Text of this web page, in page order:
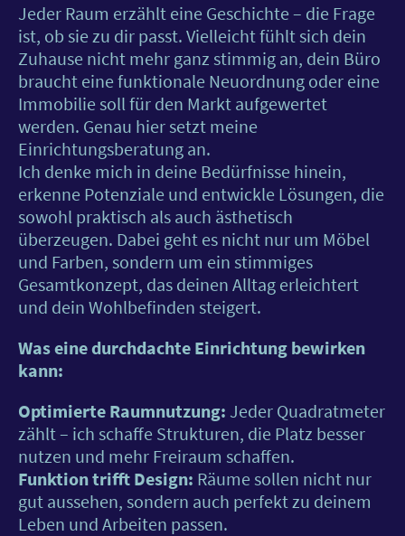
Jeder Raum erzählt eine Geschichte – die Frage
ist, ob sie zu dir passt. Vielleicht fühlt sich dein
Zuhause nicht mehr ganz stimmig an, dein Büro
braucht eine funktionale Neuordnung oder eine
Immobilie soll für den Markt aufgewertet
werden. Genau hier setzt meine
Einrichtungsberatung an.
Ich denke mich in deine Bedürfnisse hinein,
erkenne Potenziale und entwickle Lösungen, die
sowohl praktisch als auch ästhetisch
überzeugen. Dabei geht es nicht nur um Möbel
und Farben, sondern um ein stimmiges
Gesamtkonzept, das deinen Alltag erleichtert
und dein Wohlbefinden steigert.
Was eine durchdachte Einrichtung bewirken
kann:
Optimierte Raumnutzung: Jeder Quadratmeter
zählt – ich schaffe Strukturen, die Platz besser
nutzen und mehr Freiraum schaffen.
Funktion trifft Design: Räume sollen nicht nur
gut aussehen, sondern auch perfekt zu deinem
Leben und Arbeiten passen.